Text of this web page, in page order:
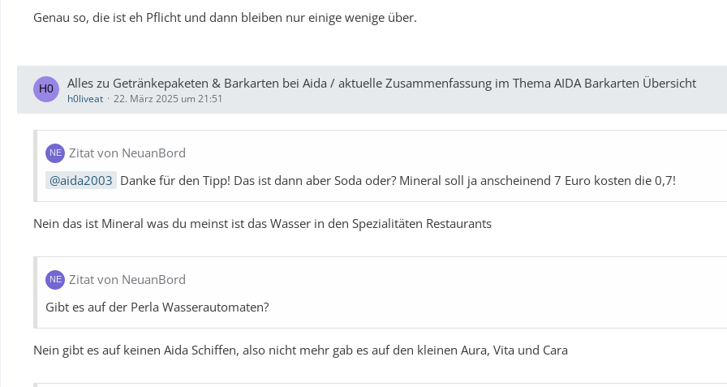
Genau so, die ist eh Pflicht und dann bleiben nur einige wenige über.
Alles zu Getränkepaketen & Barkarten bei Aida / aktuelle Zusammenfassung im Thema AIDA Barkarten Übersicht
h0liveat 22. März 2025 um 21:51
Zitat von NeuanBord
aida2003 Danke für den Tipp! Das ist dann aber Soda oder? Mineral soll ja anscheinend 7 Euro kosten die 0,7!
Nein das ist Mineral was du meinst ist das Wasser in den Spezialitäten Restaurants
Zitat von NeuanBord
Gibt es auf der Perla Wasserautomaten?
Nein gibt es auf keinen Aida Schiffen, also nicht mehr gab es auf den kleinen Aura, Vita und Cara